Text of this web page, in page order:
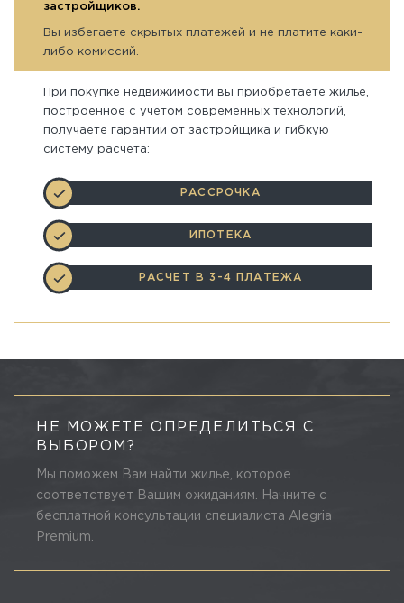
застройщиков.
Вы избегаете скрытых платежей и не платите каки-
либо комиссий.
При покупке недвижимости вы приобретаете жилье,
построенное с учетом современных технологий,
получаете гарантии от застройщика и гибкую
систему расчета:
РАССРОЧКА
ИПОТЕКА
РАСЧЕТ В 3-4 ПЛАТЕЖА
НЕ МОЖЕТЕ ОПРЕДЕЛИТЬСЯ С
ВЫБОРОМ?
Мы поможем Вам найти жилье, которое
соответствует Вашим ожиданиям. Начните с
бесплатной консультации специалиста Alegria
Premium.